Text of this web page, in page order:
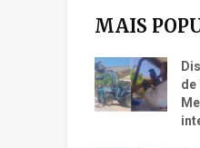
MAIS
de